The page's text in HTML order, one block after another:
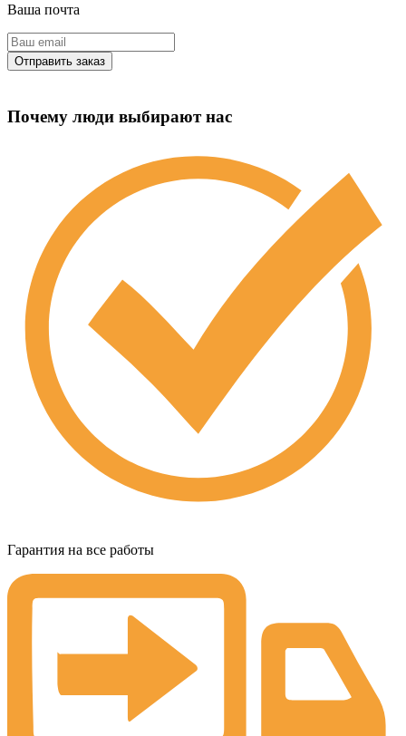
Ваша почта
Почему люди выбирают нас
Гарантия на все работы